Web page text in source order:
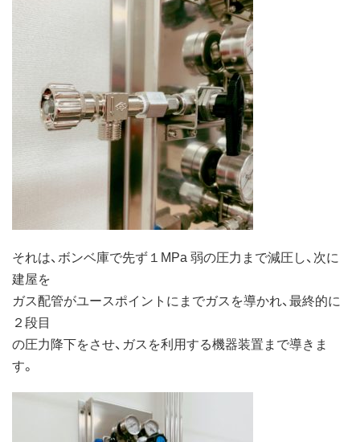
それは、ボンベ庫で先ず１MPa 弱の圧力まで減圧し、次に
建屋を
ガス配管がユースポイントにまでガスを導かれ、最終的に
２段目
の圧力降下をさせ、ガスを利用する機器装置まで導きま
す。